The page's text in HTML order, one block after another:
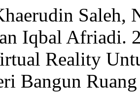
Saleh,
Iqbal Afriadi.
Reality
Bangun